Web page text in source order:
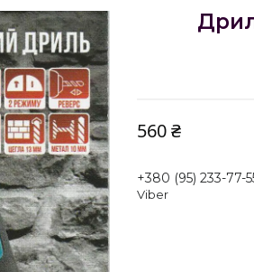
560 ₴
+380 (95) 233-77-
Viber